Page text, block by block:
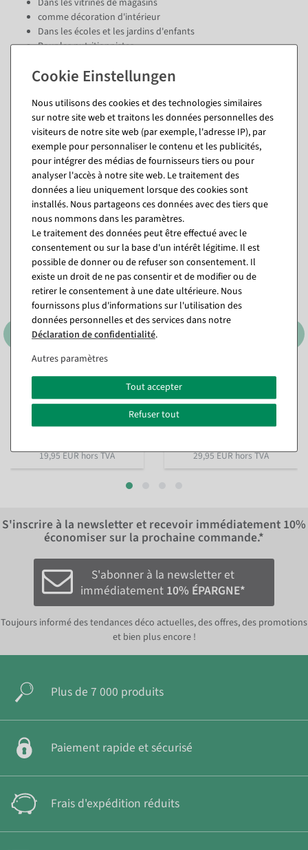
comme décoration d'intérieur
Dans les écoles et les jardins d'enfants
Pour les nutritionnistes
Nos aliments factices sont fabriqués à la main avec beaucoup de soin
et ressemblent à s'y méprendre à leurs modèles.
Application aliments factices
Questions sur l'article
Vous pourriez aussi aimer (8)
Disponible immédiatement
19,95 EUR hors TVA
Pomme au chocolat 7cm lait
entier
Disponible immédiatement
29,95 EUR hors TVA
S'inscrire à la newsletter et recevoir immédiatement 10%
économiser sur la prochaine commande.*
S'abonner à la newsletter et
immédiatement 10% ÉPARGNE*
Toujours informé des tendances déco actuelles, des offres, des promotions
et bien plus encore !
Plus de 7 000 produits
Paiement rapide et sécurisé
Frais d'expédition réduits
Nous utilisons des cookies et des technologies similaires
sur notre site web et traitons les données personnelles des
visiteurs de notre site web (par exemple, l'adresse IP), par
exemple pour personnaliser le contenu et les publicités,
pour intégrer des médias de fournisseurs tiers ou pour
analyser l'accès à notre site web. Le traitement des
données a lieu uniquement lorsque des cookies sont
installés. Nous partageons ces données avec des tiers que
nous nommons dans les paramètres.
Le traitement des données peut être effectué avec le
consentement ou sur la base d'un intérêt légitime. Il est
possible de donner ou de refuser son consentement. Il
existe un droit de ne pas consentir et de modifier ou de
retirer le consentement à une date ultérieure. Nous
fournissons plus d'informations sur l'utilisation des
données personnelles et des services dans notre
Déclaration de confidentialité.
Autres paramètres
Tout accepter
Refuser tout